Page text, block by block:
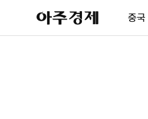
아
주
제
중국